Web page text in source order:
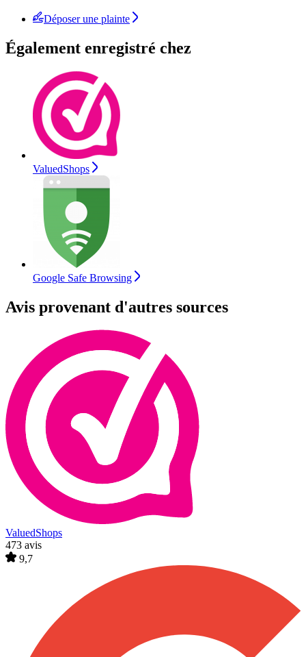
Déposer une plainte
Également enregistré chez
ValuedShops
Google Safe Browsing
Avis provenant d'autres sources
ValuedShops
473 avis
9,7